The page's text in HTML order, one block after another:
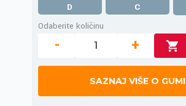
D C
Odaberite količinu
- +
SAZNAJ VIŠE O GUMI